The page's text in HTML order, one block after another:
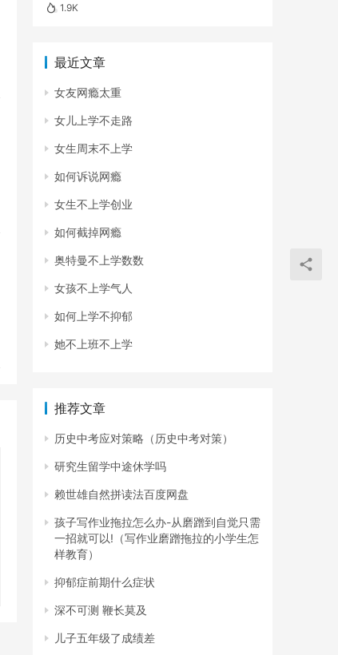
1.9K
最近文章
女友网瘾太重
女儿上学不走路
女生周末不上学
如何诉说网瘾
女生不上学创业
如何截掉网瘾
奥特曼不上学数数
女孩不上学气人
如何上学不抑郁
她不上班不上学
推荐文章
历史中考应对策略（历史中考对策）
研究生留学中途休学吗
赖世雄自然拼读法百度网盘
孩子写作业拖拉怎么办-从磨蹭到自觉只需
一招就可以!（写作业磨蹭拖拉的小学生怎
样教育）
抑郁症前期什么症状
深不可测 鞭长莫及
儿子五年级了成绩差